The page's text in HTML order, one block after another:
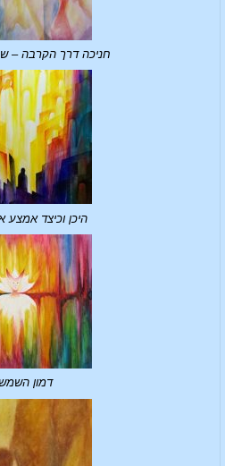
חניכה דרך הקרבה –
היכן וכיצד אמצע
דמון השמש